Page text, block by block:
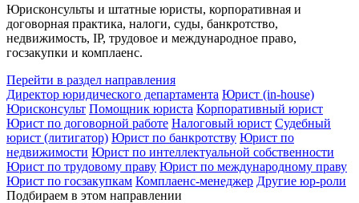
Юрисконсульты и штатные юристы, корпоративная и
договорная практика, налоги, суды, банкротство,
недвижимость, IP, трудовое и международное право,
госзакупки и комплаенс.
Перейти в раздел направления
Директор юридического департамента Юрист (in-house)
Юрисконсульт Помощник юриста Корпоративный юрист
Юрист по договорной работе Налоговый юрист Судебный
юрист (литигатор) Юрист по банкротству Юрист по
недвижимости Юрист по интеллектуальной собственности
Юрист по трудовому праву Юрист по международному праву
Юрист по госзакупкам Комплаенс-менеджер Другие юр-роли
Подбираем в этом направлении